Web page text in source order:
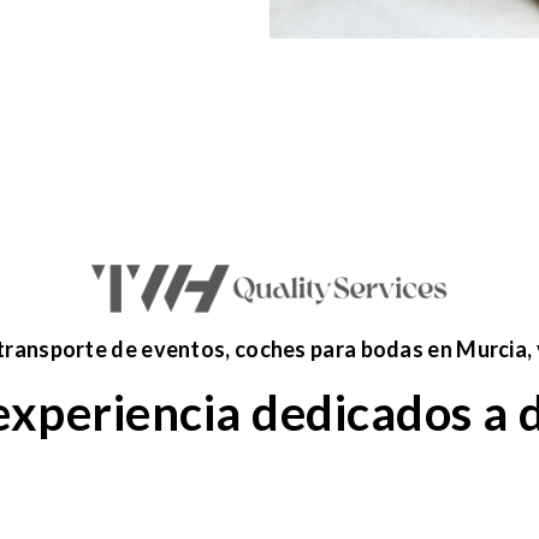
de eventos, coches para bodas en
dedicados